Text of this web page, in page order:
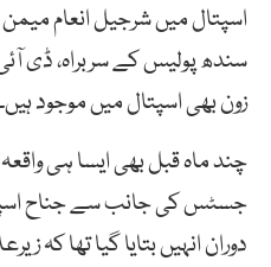
اسپتال میں شرجیل انعام
سندھ پولیس کے سربراہ، ڈی
زون بھی اسپتال میں موجود
چند ماہ قبل بھی ایسا ہی
جسٹس کی جانب سے جناح
دوران انہیں بتایا گیا تھا کہ